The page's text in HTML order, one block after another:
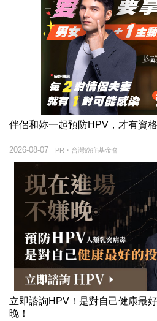
伴侶和妳一起預防HPV，才有資格
PR・台灣癌症基金會
2026-08-07
立即諮詢HPV！是對自己健康最
晚！